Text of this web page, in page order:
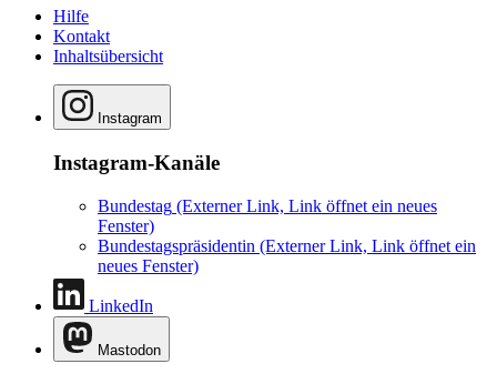
Hilfe
Kontakt
Inhaltsübersicht
Instagram
Instagram-Kanäle
Bundestag (Externer Link, Link öffnet ein neues
Fenster)
Bundestagspräsidentin (Externer Link, Link öffnet ein
neues Fenster)
LinkedIn
Mastodon